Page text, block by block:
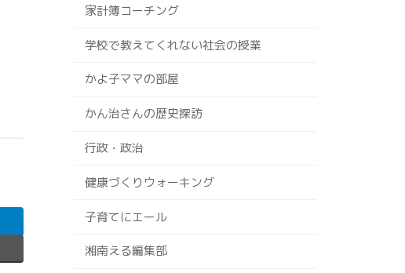
家計簿コーチング
学校で教えてくれない社会の授業
かよ子ママの部屋
かん治さんの歴史探訪
行政・政治
健康づくりウォーキング
子育てにエール
湘南える編集部